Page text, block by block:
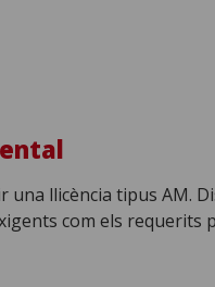
una llicència tipus AM.
com els requerits